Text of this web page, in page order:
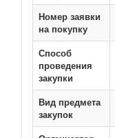
Номер заявки
на покупку
Способ
проведения
закупки
Вид предмета
закупок